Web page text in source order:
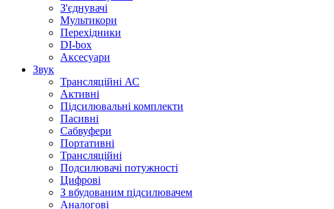
З'єднувачі
Мультикори
Перехідники
DI-box
Аксесуари
Звук
Трансляційні АС
Активні
Підсилювальні комплекти
Пасивні
Сабвуфери
Портативні
Трансляційні
Подсилювачі потужності
Цифрові
З вбудованим підсилювачем
Аналогові